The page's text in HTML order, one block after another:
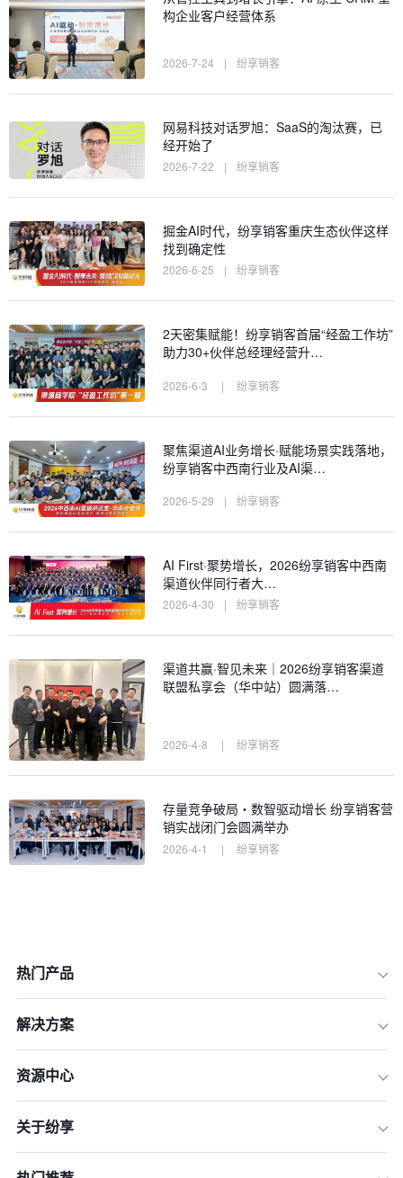
构企业客户经营体系
2026-7-24 | 纷享销客
网易科技对话罗旭：SaaS的淘汰赛，已
经开始了
2026-7-22 | 纷享销客
掘金AI时代，纷享销客重庆生态伙伴这样
找到确定性
2026-6-25 | 纷享销客
2天密集赋能！纷享销客首届“经盈工作坊”
助力30+伙伴总经理经营升…
2026-6-3 | 纷享销客
聚焦渠道AI业务增长·赋能场景实践落地，
纷享销客中西南行业及AI渠…
2026-5-29 | 纷享销客
AI First·聚势增长，2026纷享销客中西南
渠道伙伴同行者大…
2026-4-30 | 纷享销客
渠道共赢·智见未来｜2026纷享销客渠道
联盟私享会（华中站）圆满落…
2026-4-8 | 纷享销客
存量竞争破局・数智驱动增长 纷享销客营
销实战闭门会圆满举办
2026-4-1 | 纷享销客
热门产品
解决方案
资源中心
关于纷享